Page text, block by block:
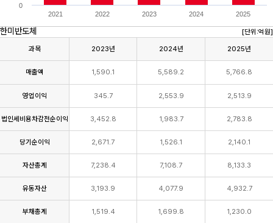
2021 2022 2023 2024 2025
0
한미반도체 [단위:억원]
억
과목 2023년 2024년 2025년
매출액 1,590.1 5,589.2 5,766.8
영업이익 345.7 2,553.9 2,513.9
법인세비용차감전순이익 3,452.8 1,983.7 2,783.8
당기순이익 2,671.7 1,526.1 2,140.1
자산총계 7,238.4 7,108.7 8,133.3
유동자산 3,193.9 4,077.9 4,932.7
부채총계 1,519.4 1,699.8 1,230.0